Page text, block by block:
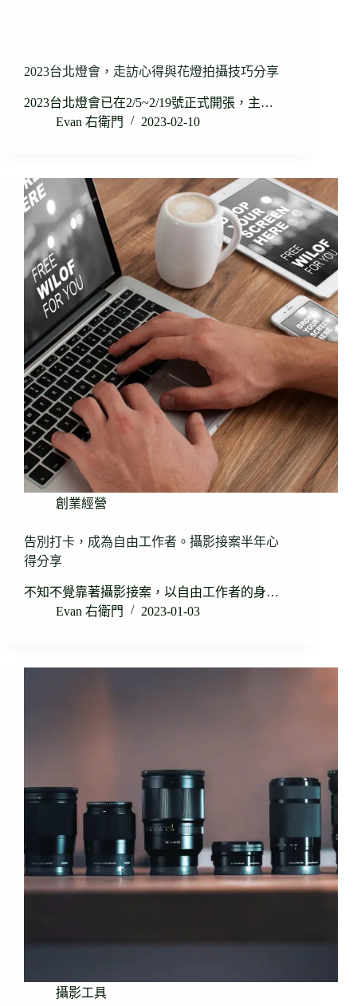
2023台北燈會，走訪心得與花燈拍攝技巧分享
2023台北燈會已在2/5~2/19號正式開張，主…
Evan 右衛門
2023-02-10
創業經營
告別打卡，成為自由工作者。攝影接案半年心
得分享
不知不覺靠著攝影接案，以自由工作者的身…
Evan 右衛門
2023-01-03
攝影工具